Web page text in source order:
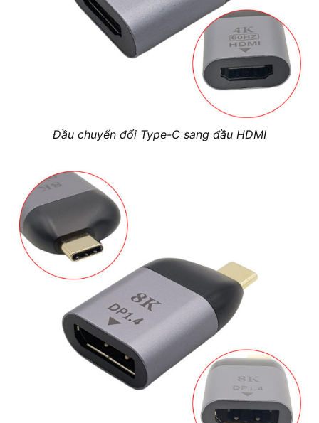
Đầu chuyển đổi Type-C sang đầu HDMI